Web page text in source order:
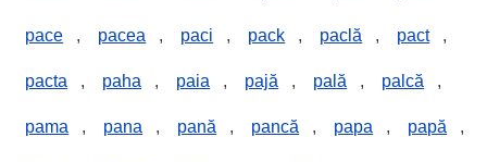
pace , pacea , paci , pack , paclă , pact ,
pacta , paha , paia , pajă , pală , palcă ,
pama , pana , pană , pancă , papa , papă ,